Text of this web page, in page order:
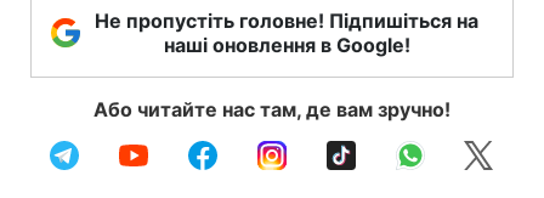
Не пропустіть головне! Підпишіться на
наші оновлення в Google!
Або читайте нас там, де вам зручно!